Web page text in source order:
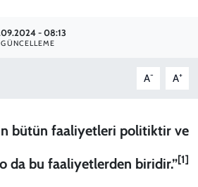
- 08:13
GÜNCELLEME
A- A+
bütün faaliyetleri politiktir ve
da bu faaliyetlerden biridir.”[1]
Durumu ve Fikstür